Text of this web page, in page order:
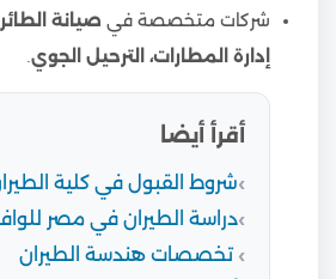
شركات متخصصة في صيانة
إدارة المطارات، الترحيل الجوي
أقرأ أيضا
شروط القبول في كلية
دراسة الطيران في مصر
تخصصات هندسة الطيران